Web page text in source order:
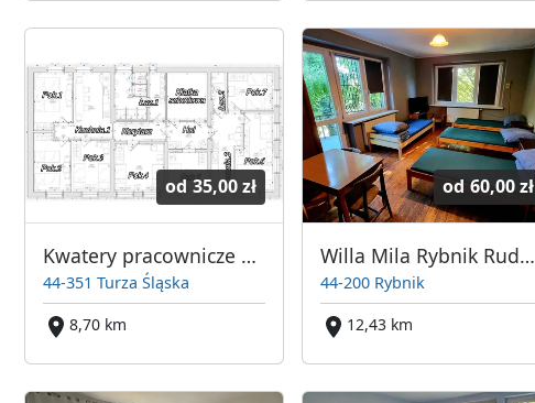
od 35,00 zł
Kwatery pracownicze Turza Śląska
44-351 Turza Śląska
8,70 km
od 60,00 zł
Willa Mila Rybnik Rudzka 54
44-200 Rybnik
12,43 km